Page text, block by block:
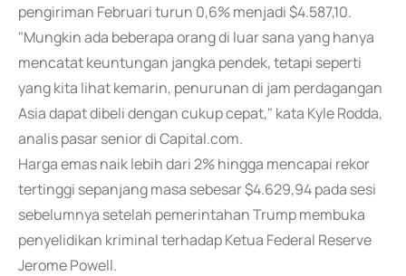
pengiriman Februari turun 0,6% menjadi $4.587,10.
"Mungkin ada beberapa orang di luar sana yang hanya
mencatat keuntungan jangka pendek, tetapi seperti
yang kita lihat kemarin, penurunan di jam perdagangan
Asia dapat dibeli dengan cukup cepat," kata Kyle Rodda,
analis pasar senior di Capital.com.
Harga emas naik lebih dari 2% hingga mencapai rekor
tertinggi sepanjang masa sebesar $4.629,94 pada sesi
sebelumnya setelah pemerintahan Trump membuka
penyelidikan kriminal terhadap Ketua Federal Reserve
Jerome Powell.